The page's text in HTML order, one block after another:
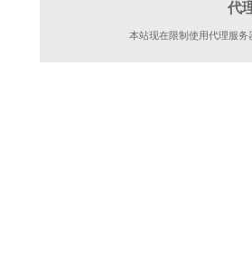
代
本站现在限制使用代理服务